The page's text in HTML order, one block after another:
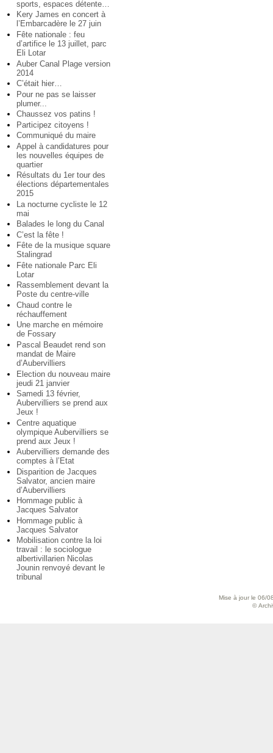
sports, espaces détente…
Kery James en concert à
l’Embarcadère le 27 juin
Fête nationale : feu
d’artifice le 13 juillet, parc
Eli Lotar
Auber Canal Plage version
2014
C’était hier…
Pour ne pas se laisser
plumer...
Chaussez vos patins !
Participez citoyens !
Communiqué du maire
Appel à candidatures pour
les nouvelles équipes de
quartier
Résultats du 1er tour des
élections départementales
2015
La nocturne cycliste le 12
mai
Balades le long du Canal
C’est la fête !
Fête de la musique square
Stalingrad
Fête nationale Parc Eli
Lotar
Rassemblement devant la
Poste du centre-ville
Chaud contre le
réchauffement
Une marche en mémoire
de Fossary
Pascal Beaudet rend son
mandat de Maire
d’Aubervilliers
Election du nouveau maire
jeudi 21 janvier
Samedi 13 février,
Aubervilliers se prend aux
Jeux !
Centre aquatique
olympique Aubervilliers se
prend aux Jeux !
Aubervilliers demande des
comptes à l’Etat
Disparition de Jacques
Salvator, ancien maire
d’Aubervilliers
Hommage public à
Jacques Salvator
Hommage public à
Jacques Salvator
Mobilisation contre la loi
travail : le sociologue
albertivillarien Nicolas
Jounin renvoyé devant le
tribunal
Mise à jour le 06/
©